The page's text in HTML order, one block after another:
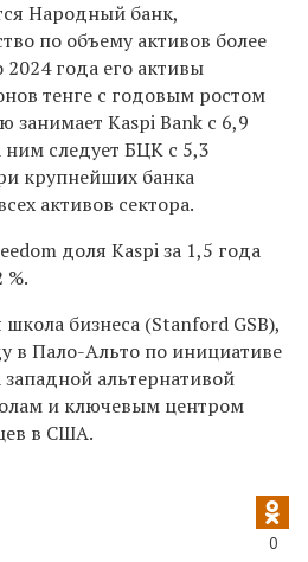
Народный банк,
по объему активов более
2024 года его активы
тенге с годовым ростом
занимает Kaspi Bank с 6,9
ним следует БЦК с 5,3
крупнейших банка
активов сектора.
доля Kaspi за 1,5 года
%.
бизнеса (Stanford GSB),
в Пало-Альто по инициативе
западной альтернативой
и ключевым центром
в США.
0